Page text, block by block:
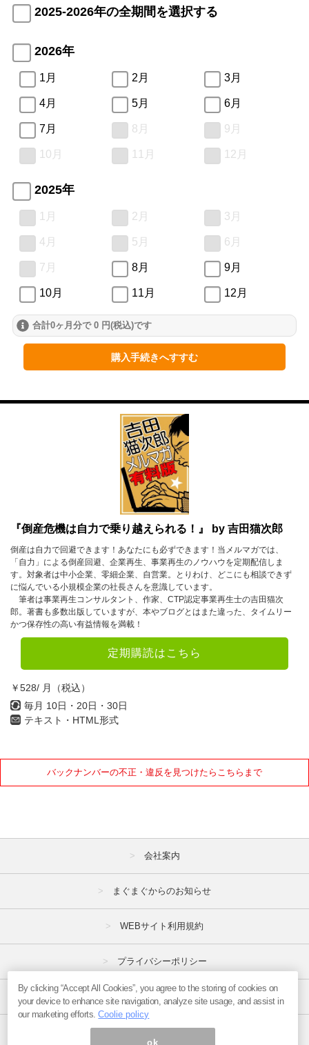
『倒産危機は自力で乗り越えられる！』 by 吉田猫次郎
倒産は自力で回避できます！あなたにも必ずできます！当メルマガでは、
「自力」による倒産回避、企業再生、事業再生のノウハウを定期配信しま
す。対象者は中小企業、零細企業、自営業。とりわけ、どこにも相談できず
に悩んでいる小規模企業の社長さんを意識しています。
筆者は事業再生コンサルタント、作家、CTP認定事業再生士の吉田猫次
郎。著書も多数出版していますが、本やブログとはまた違った、タイムリー
かつ保存性の高い有益情報を満載！
定期購読はこちら
￥528/ 月（税込）
毎月 10日・20日・30日
テキスト・HTML形式
バックナンバーの不正・違反を見つけたらこちらまで
2025-2026年の全期間を選択する
2026年
1月 2月 3月
4月 5月 6月
7月 8月 9月
10月 11月 12月
2025年
1月 2月 3月
4月 5月 6月
7月 8月 9月
10月 11月 12月
合計0ヶ月分で 0 円(税込)です
購入手続きへすすむ
会社案内
まぐまぐからのお知らせ
WEBサイト利用規約
プライバシーポリシー
特定商取引法
By clicking “Accept All Cookies”, you agree to the storing of cookies on
your device to enhance site navigation, analyze site usage, and assist in
our marketing efforts.Coolie policy
ok